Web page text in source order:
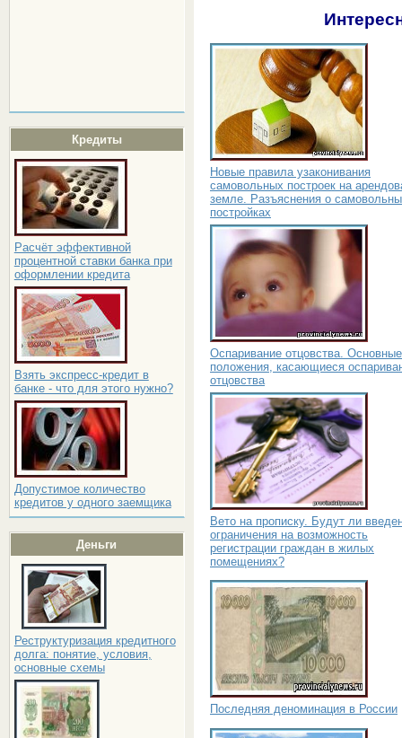
Кредиты
Расчёт эффективной
процентной ставки банка при
оформлении кредита
Взять экспресс-кредит в
банке - что для этого нужно?
Допустимое количество
кредитов у одного заемщика
Деньги
Реструктуризация кредитного
долга: понятие, условия,
основные схемы
Новые правила узаконивания
самовольных построек на
земле. Разъяснения о
постройках
Оспаривание отцовства. Основные
положения, касающиеся
отцовства
Вето на прописку. Будут ли
ограничения на возможность
регистрации граждан в жилых
помещениях?
Последняя деноминация в России